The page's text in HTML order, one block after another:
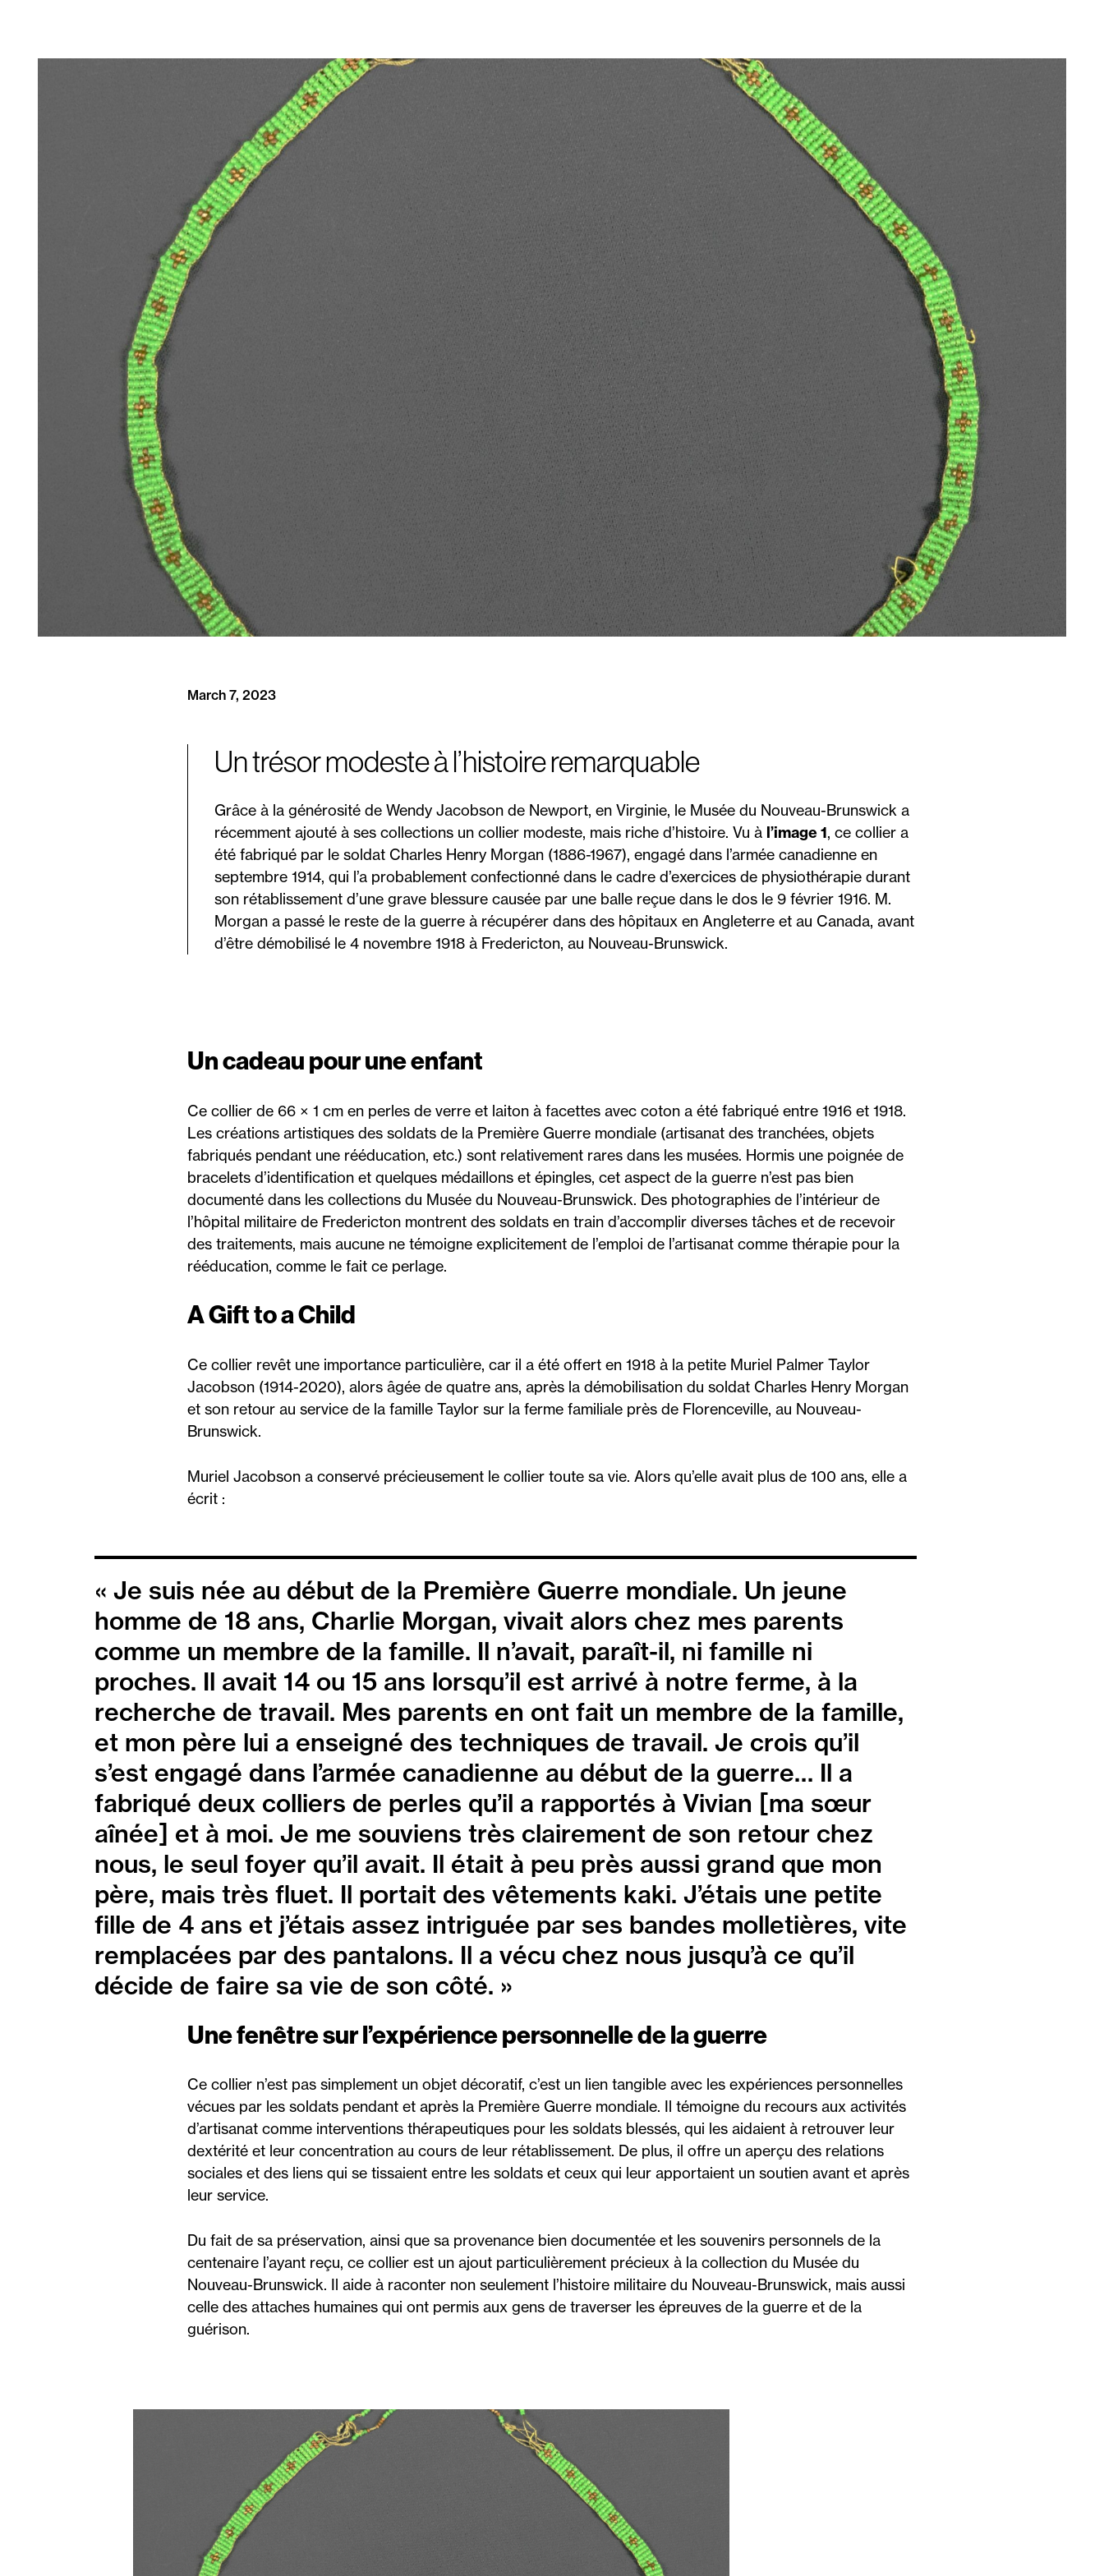
March 7, 2023
Un trésor modeste à l’histoire remarquable
Grâce à la générosité de Wendy Jacobson de Newport, en Virginie, le Musée du Nouveau-Brunswick a
récemment ajouté à ses collections un collier modeste, mais riche d’histoire. Vu à l’image 1, ce collier a
été fabriqué par le soldat Charles Henry Morgan (1886-1967), engagé dans l’armée canadienne en
septembre 1914, qui l’a probablement confectionné dans le cadre d’exercices de physiothérapie durant
son rétablissement d’une grave blessure causée par une balle reçue dans le dos le 9 février 1916. M.
Morgan a passé le reste de la guerre à récupérer dans des hôpitaux en Angleterre et au Canada, avant
d’être démobilisé le 4 novembre 1918 à Fredericton, au Nouveau-Brunswick.
Un cadeau pour une enfant
Ce collier de 66 × 1 cm en perles de verre et laiton à facettes avec coton a été fabriqué entre 1916 et 1918.
Les créations artistiques des soldats de la Première Guerre mondiale (artisanat des tranchées, objets
fabriqués pendant une rééducation, etc.) sont relativement rares dans les musées. Hormis une poignée de
bracelets d’identification et quelques médaillons et épingles, cet aspect de la guerre n’est pas bien
documenté dans les collections du Musée du Nouveau-Brunswick. Des photographies de l’intérieur de
l’hôpital militaire de Fredericton montrent des soldats en train d’accomplir diverses tâches et de recevoir
des traitements, mais aucune ne témoigne explicitement de l’emploi de l’artisanat comme thérapie pour la
rééducation, comme le fait ce perlage.
A Gift to a Child
Ce collier revêt une importance particulière, car il a été offert en 1918 à la petite Muriel Palmer Taylor
Jacobson (1914-2020), alors âgée de quatre ans, après la démobilisation du soldat Charles Henry Morgan
et son retour au service de la famille Taylor sur la ferme familiale près de Florenceville, au Nouveau-
Brunswick.
Muriel Jacobson a conservé précieusement le collier toute sa vie. Alors qu’elle avait plus de 100 ans, elle a
écrit :
« Je suis née au début de la Première Guerre mondiale. Un jeune
homme de 18 ans, Charlie Morgan, vivait alors chez mes parents
comme un membre de la famille. Il n’avait, paraît-il, ni famille ni
proches. Il avait 14 ou 15 ans lorsqu’il est arrivé à notre ferme, à la
recherche de travail. Mes parents en ont fait un membre de la famille,
et mon père lui a enseigné des techniques de travail. Je crois qu’il
s’est engagé dans l’armée canadienne au début de la guerre… Il a
fabriqué deux colliers de perles qu’il a rapportés à Vivian [ma sœur
aînée] et à moi. Je me souviens très clairement de son retour chez
nous, le seul foyer qu’il avait. Il était à peu près aussi grand que mon
père, mais très fluet. Il portait des vêtements kaki. J’étais une petite
fille de 4 ans et j’étais assez intriguée par ses bandes molletières, vite
remplacées par des pantalons. Il a vécu chez nous jusqu’à ce qu’il
décide de faire sa vie de son côté. »
Une fenêtre sur l’expérience personnelle de la guerre
Ce collier n’est pas simplement un objet décoratif, c’est un lien tangible avec les expériences personnelles
vécues par les soldats pendant et après la Première Guerre mondiale. Il témoigne du recours aux activités
d’artisanat comme interventions thérapeutiques pour les soldats blessés, qui les aidaient à retrouver leur
dextérité et leur concentration au cours de leur rétablissement. De plus, il offre un aperçu des relations
sociales et des liens qui se tissaient entre les soldats et ceux qui leur apportaient un soutien avant et après
leur service.
Du fait de sa préservation, ainsi que sa provenance bien documentée et les souvenirs personnels de la
centenaire l’ayant reçu, ce collier est un ajout particulièrement précieux à la collection du Musée du
Nouveau-Brunswick. Il aide à raconter non seulement l’histoire militaire du Nouveau-Brunswick, mais aussi
celle des attaches humaines qui ont permis aux gens de traverser les épreuves de la guerre et de la
guérison.